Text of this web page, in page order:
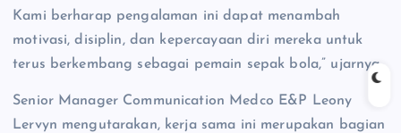
Kami berharap pengalaman ini dapat menambah
motivasi, disiplin, dan kepercayaan diri mereka untuk
terus berkembang sebagai pemain sepak bola,” ujarnya.
Senior Manager Communication Medco E&P Leony
Lervyn mengutarakan, kerja sama ini merupakan bagian